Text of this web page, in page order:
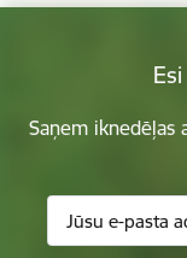
Saņem iknedēļas